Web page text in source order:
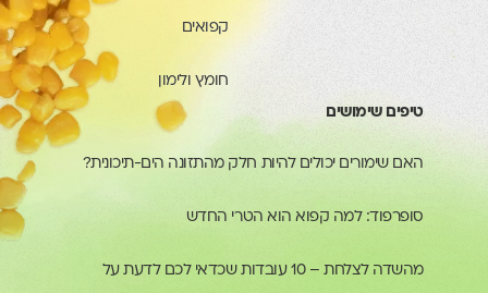
קפואים
חומץ ולימון
טיפים שימושים
האם שימורים יכולים להיות חלק מהתזונה הים-תיכונית?
סופרפוד: למה קפוא הוא הטרי החדש
מהשדה לצלחת – 10 עובדות שכדאי לכם לדעת על